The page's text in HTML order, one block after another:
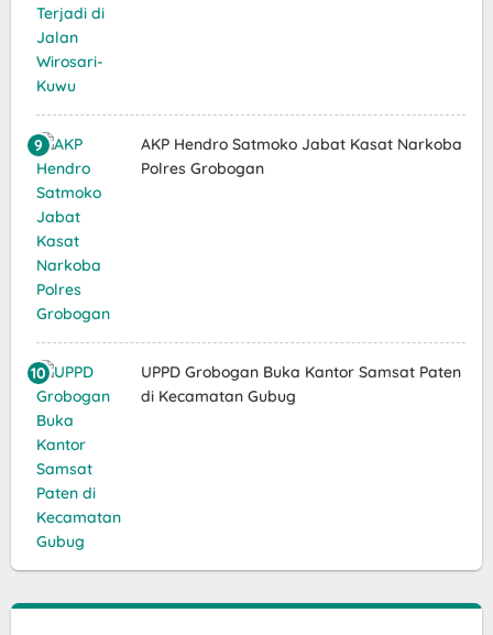
AKP Hendro Satmoko Jabat Kasat Narkoba
Polres Grobogan
UPPD Grobogan Buka Kantor Samsat Paten
di Kecamatan Gubug